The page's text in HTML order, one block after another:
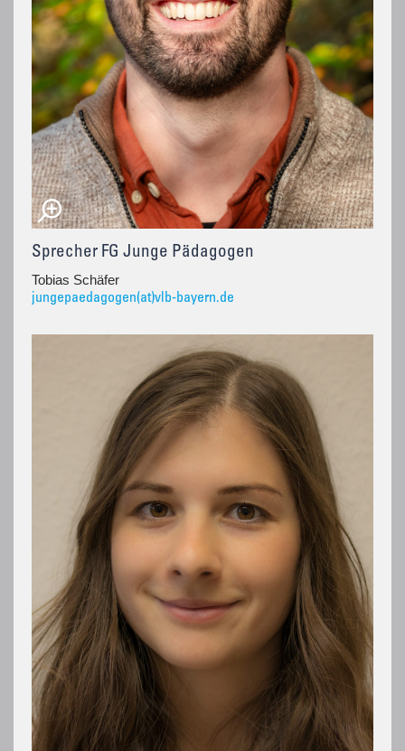
Sprecher FG Junge Pädagogen
Tobias Schäfer
jungepaedagogen(at)vlb-bayern.de